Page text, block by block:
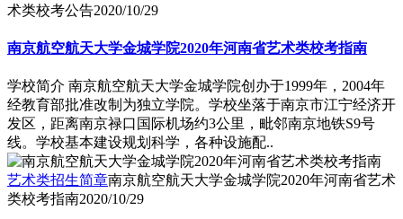
术类校考公告2020/10/29
南京航空航天大学金城学院2020年河南省艺术类校考指南
学校简介 南京航空航天大学金城学院创办于1999年，2004年
经教育部批准改制为独立学院。学校坐落于南京市江宁经济开
发区，距离南京禄口国际机场约3公里，毗邻南京地铁S9号
线。学校基本建设规划科学，各种设施配..
艺术类招生简章南京航空航天大学金城学院2020年河南省艺术
类校考指南2020/10/29